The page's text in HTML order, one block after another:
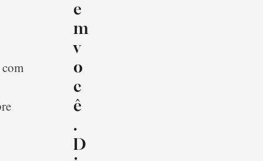
e
m
v
o
c
ê
.
D